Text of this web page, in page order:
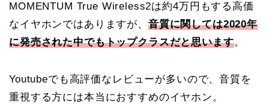
MOMENTUM True Wireless2は約4万円もする高価
なイヤホンではありますが、 音質に関しては2020年
に発売された中でもトップクラスだと思います。
Youtubeでも高評価なレビューが多いので、音質を
重視する方には本当におすすめのイヤホン。